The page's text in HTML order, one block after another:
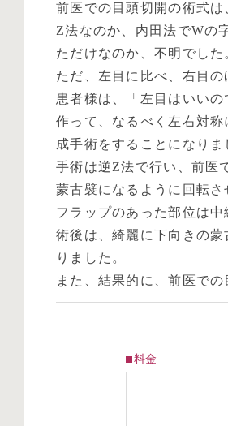
前医での目頭切開の術式は
Z法なのか、内田法でWの
ただけなのか、不明でした
ただ、左目に比べ、右目の
患者様は、「左目はいい
作って、なるべく左右対
成手術をすることになりま
手術は逆Z法で行い、前医
蒙古襞になるように回転さ
フラップのあった部位は
術後は、綺麗に下向きの
りました。
また、結果的に、前医で
料金